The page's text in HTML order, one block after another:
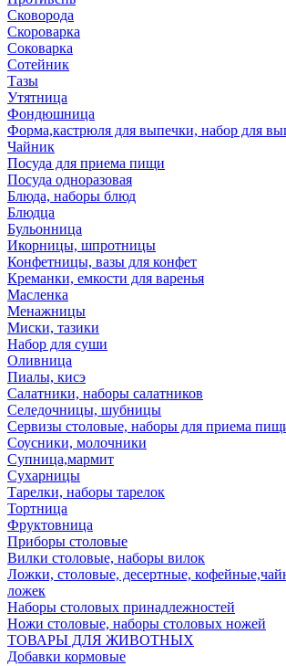
Сковорода
Скороварка
Соковарка
Сотейник
Тазы
Утятница
Фондюшница
Форма,кастрюля для выпечки, набор для
Чайник
Посуда для приема пищи
Посуда одноразовая
Блюда, наборы блюд
Блюдца
Бульонница
Икорницы, шпротницы
Конфетницы, вазы для конфет
Креманки, емкости для варенья
Масленка
Менажницы
Миски, тазики
Набор для суши
Оливница
Пиалы, кисэ
Салатники, наборы салатников
Селедочницы, шубницы
Сервизы столовые, наборы для приема
Соусники, молочники
Супница,мармит
Сухарницы
Тарелки, наборы тарелок
Тортница
Фруктовница
Приборы столовые
Вилки столовые, наборы вилок
Ложки, столовые, десертные,
ложек
Наборы столовых принадлежностей
Ножи столовые, наборы столовых ножей
ТОВАРЫ ДЛЯ ЖИВОТНЫХ
Добавки кормовые